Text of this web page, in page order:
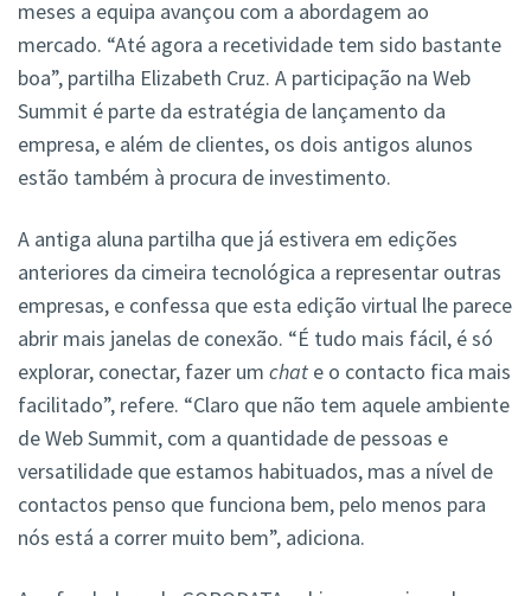
meses a equipa avançou com a abordagem ao
mercado. “Até agora a recetividade tem sido bastante
boa”, partilha Elizabeth Cruz. A participação na Web
Summit é parte da estratégia de lançamento da
empresa, e além de clientes, os dois antigos alunos
estão também à procura de investimento.
A antiga aluna partilha que já estivera em edições
anteriores da cimeira tecnológica a representar outras
empresas, e confessa que esta edição virtual lhe parece
abrir mais janelas de conexão. “É tudo mais fácil, é só
explorar, conectar, fazer um chat e o contacto fica mais
facilitado”, refere. “Claro que não tem aquele ambiente
de Web Summit, com a quantidade de pessoas e
versatilidade que estamos habituados, mas a nível de
contactos penso que funciona bem, pelo menos para
nós está a correr muito bem”, adiciona.